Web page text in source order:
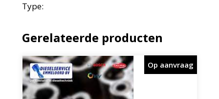
Type:
Gerelateerde producten
Op aanvraag